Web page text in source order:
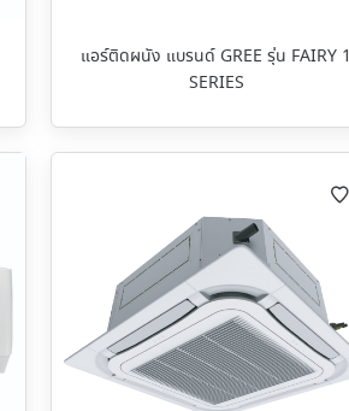
แอร์ติดผนัง แบรนด์ GREE รุ่น FAIRY 1
SERIES